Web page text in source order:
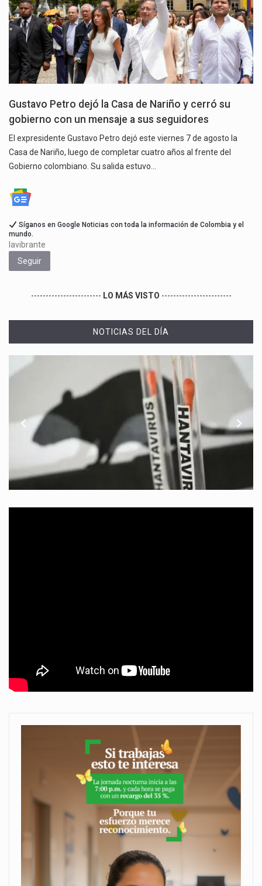
Gustavo Petro dejó la Casa de Nariño y cerró su
gobierno con un mensaje a sus seguidores
El expresidente Gustavo Petro dejó este viernes 7 de agosto la
Casa de Nariño, luego de completar cuatro años al frente del
Gobierno colombiano. Su salida estuvo…
Síganos en Google Noticias con toda la información de Colombia y el
mundo.
lavibrante
Seguir
------------------------ LO MÁS VISTO ------------------------
NOTICIAS DEL DÍA